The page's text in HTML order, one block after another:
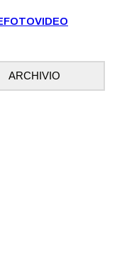
FOTOVIDEO
ARCHIVIO